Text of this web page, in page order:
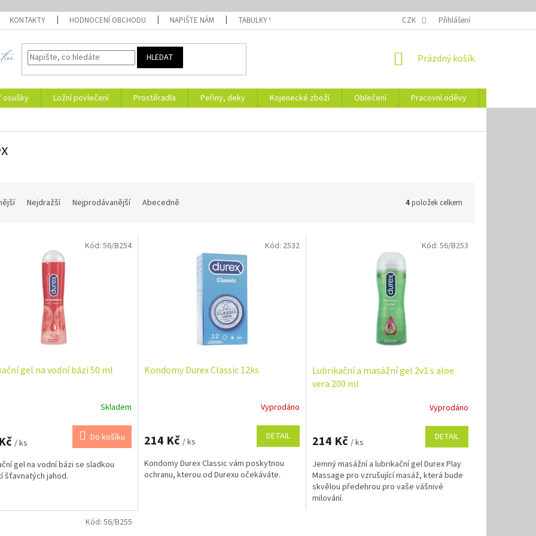
KONTAKTY HODNOCENÍ OBCHODU NAPIŠTE NÁM TABULKY VELIKOSTÍ NÁVODY NA ÚDRŽBU
CZK Přihlášení
HLEDAT
NÁKUPNÍ
Prázdný košík
osušky Ložní povlečení Prostěradla Peřiny, deky Kojenecké zboží Oblečení Pracovní oděvy
Nejdražší Nejprodávanější Abecedně 4položek celkem
gel na vodní bázi 50 ml
Skladem
/ ks Do košíku
gel na vodní bázi se sladkou
šťavnatých jahod.
Kód: 56/B254
Kondomy Durex Classic 12ks
Vyprodáno
214 Kč / ks DETAIL
Kondomy Durex Classic vám poskytnou
ochranu, kterou od Durexu očekáváte.
Kód: 2532
Lubrikační a masážní gel 2v1 s aloe
vera 200 ml
Vyprodáno
214 Kč / ks DETAIL
Jemný masážní a lubrikační gel Durex Play
Massage pro vzrušující masáž, která bude
skvělou předehrou pro vaše vášnivé
milování.
Kód: 56/B253
Kód: 56/B255